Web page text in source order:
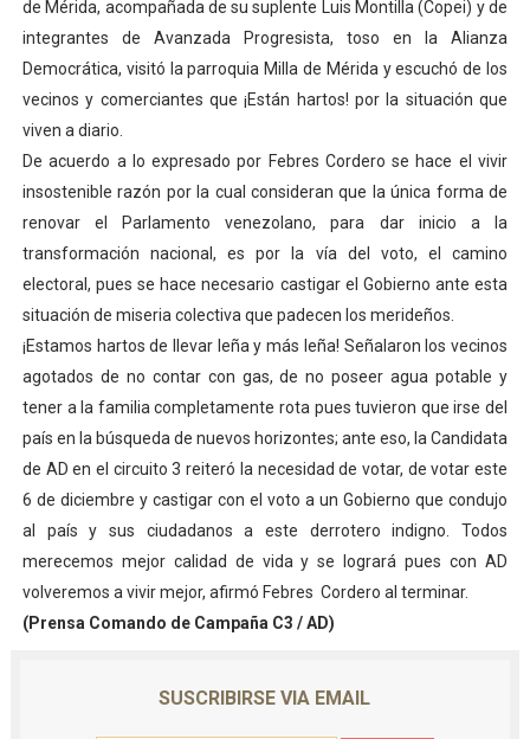
Fundecem inició con éxito el taller vacacional de
El Lactario del Iahula celebra la Semana Mundial de la
Plan Vacacional "Venezuela Ríe 2026" brinda
Iniciación al yoga reúne a diversos clubes deportivos
Mincomunas impulsa el autogobierno en Mérida con
Expertos inspeccionan espacios del OAN para la
de Mérida, acompañada de su suplente Luis Montilla (Copei) y de
integrantes de Avanzada Progresista, toso en la Alianza
Democrática, visitó la parroquia Milla de Mérida y escuchó de los
vecinos y comerciantes que ¡Están hartos! por la situación que
viven a diario.
De acuerdo a lo expresado por Febres Cordero se hace el vivir
insostenible razón por la cual consideran que la única forma de
renovar el Parlamento venezolano, para dar inicio a la
transformación nacional, es por la vía del voto, el camino
electoral, pues se hace necesario castigar el Gobierno ante esta
situación de miseria colectiva que padecen los merideños.
¡Estamos hartos de llevar leña y más leña! Señalaron los vecinos
agotados de no contar con gas, de no poseer agua potable y
tener a la familia completamente rota pues tuvieron que irse del
país en la búsqueda de nuevos horizontes; ante eso, la Candidata
de AD en el circuito 3 reiteró la necesidad de votar, de votar este
6 de diciembre y castigar con el voto a un Gobierno que condujo
al país y sus ciudadanos a este derrotero indigno. Todos
merecemos mejor calidad de vida y se logrará pues con AD
volveremos a vivir mejor, afirmó Febres Cordero al terminar.
(Prensa Comando de Campaña C3 / AD)
SUSCRIBIRSE VIA EMAIL